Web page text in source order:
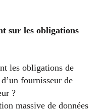
sur les obligations
les obligations de
fournisseur de
?
massive de données